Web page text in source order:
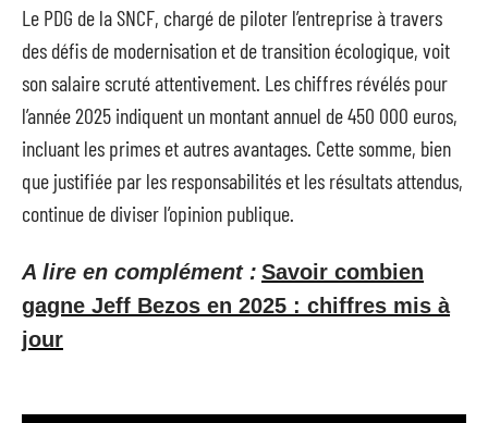
Le PDG de la SNCF, chargé de piloter l’entreprise à travers
des défis de modernisation et de transition écologique, voit
son salaire scruté attentivement. Les chiffres révélés pour
l’année 2025 indiquent un montant annuel de 450 000 euros,
incluant les primes et autres avantages. Cette somme, bien
que justifiée par les responsabilités et les résultats attendus,
continue de diviser l’opinion publique.
A lire en complément : Savoir combien
gagne Jeff Bezos en 2025 : chiffres mis à
jour